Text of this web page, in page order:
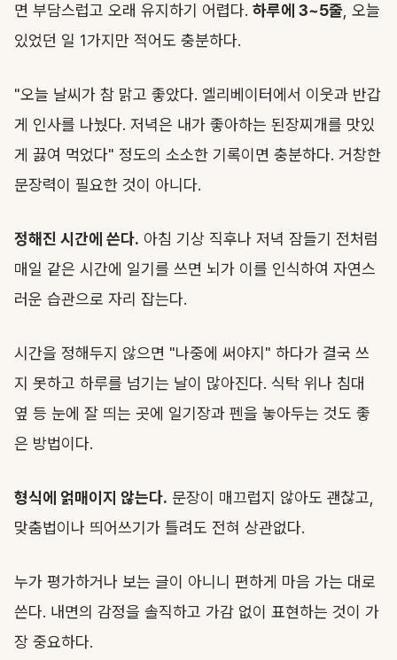
면 부담스럽고 오래 유지하기 어렵다. 하루에 3~5줄 , 오늘
있었던 일 1가지만 적어도 충분하다.
"오늘 날씨가 참 맑고 좋았다. 엘리베이터에서 이웃과 반갑
게 인사를 나눴다. 저녁은 내가 좋아하는 된장찌개를 맛있
게 끓여 먹었다" 정도의 소소한 기록이면 충분하다. 거창한
문장력이 필요한 것이 아니다.
정해진 시간에 쓴다. 아침 기상 직후나 저녁 잠들기 전처럼
매일 같은 시간에 일기를 쓰면 뇌가 이를 인식하여 자연스
러운 습관으로 자리 잡는다.
시간을 정해두지 않으면 "나중에 써야지" 하다가 결국 쓰
지 못하고 하루를 넘기는 날이 많아진다. 식탁 위나 침대
옆 등 눈에 잘 띄는 곳에 일기장과 펜을 놓아두는 것도 좋
은 방법이다.
형식에 얽매이지 않는다. 문장이 매끄럽지 않아도 괜찮고,
맞춤법이나 띄어쓰기가 틀려도 전혀 상관없다.
누가 평가하거나 보는 글이 아니니 편하게 마음 가는 대로
쓴다. 내면의 감정을 솔직하고 가감 없이 표현하는 것이 가
장 중요하다.